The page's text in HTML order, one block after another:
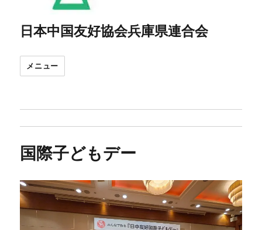
日本中国友好協会兵庫県連合会
メニュー
国際子どもデー